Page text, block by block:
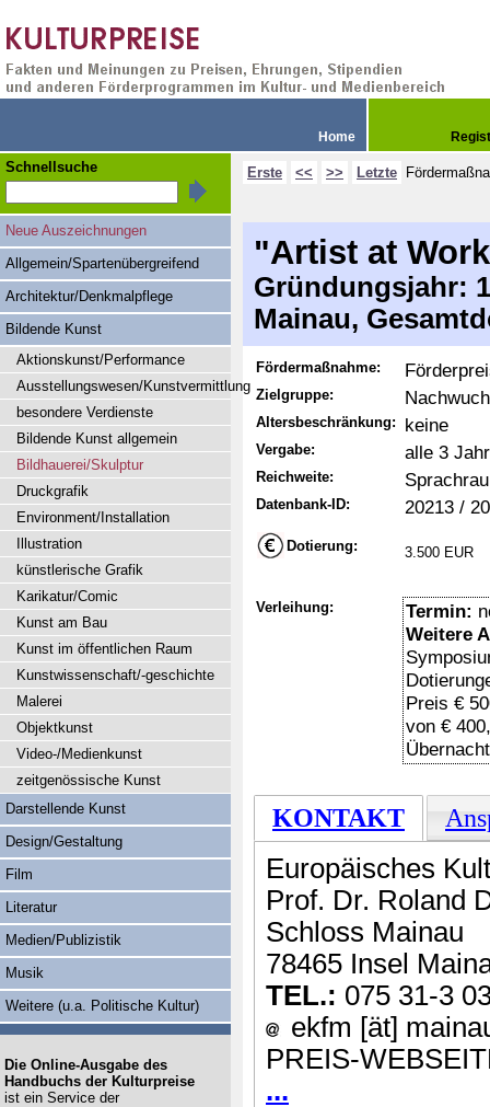
Home
Erste << >> Letzte
"Artist at
Gründungsjahr:
Mainau,
Fördermaßnahme:
Zielgruppe:
Altersbeschränkung: keine
Vergabe: alle 3
Reichweite:
Datenbank-ID: 20213 /
Dotierung: 3.500 EUR
Verleihung: Termin:
Weitere
Preis €
von €
KONTAKT
Europäisches
Prof. Dr. Roland
Schloss Mainau
78465 Insel
TEL.: 075 31-3
ekfm [ät]
PREIS-
...
Schnellsuche
Neue Auszeichnungen
Allgemein/Spartenübergreifend
Architektur/Denkmalpflege
Bildende Kunst
Aktionskunst/Performance
Ausstellungswesen/Kunstvermittlung
besondere Verdienste
Bildende Kunst allgemein
Bildhauerei/Skulptur
Druckgrafik
Environment/Installation
Illustration
künstlerische Grafik
Karikatur/Comic
Kunst am Bau
Kunst im öffentlichen Raum
Kunstwissenschaft/-geschichte
Malerei
Objektkunst
Video-/Medienkunst
zeitgenössische Kunst
Darstellende Kunst
Design/Gestaltung
Film
Literatur
Medien/Publizistik
Musik
Weitere (u.a. Politische Kultur)
Die Online-Ausgabe des
Handbuchs der Kulturpreise
ist ein Service der